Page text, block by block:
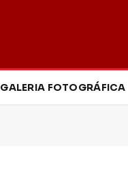
GALERIA FOTOGRÁFICA